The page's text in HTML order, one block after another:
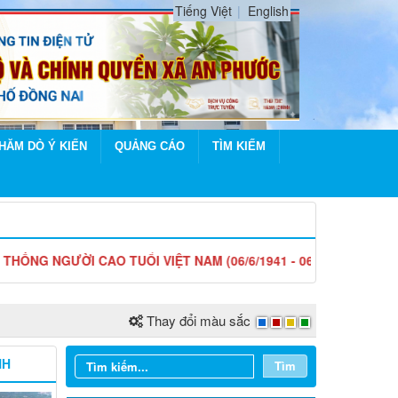
Tiếng Việt English
DÒ Ý KIẾN QUẢNG CÁO TÌM KIẾM
CAO TUỔI VIỆT NAM (06/6/1941 - 06/6/2026)
Thay đổi màu sắc
Tìm